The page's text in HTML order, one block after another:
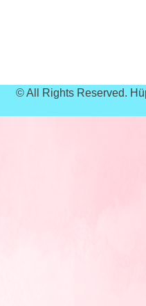
© All Rights Reserved.